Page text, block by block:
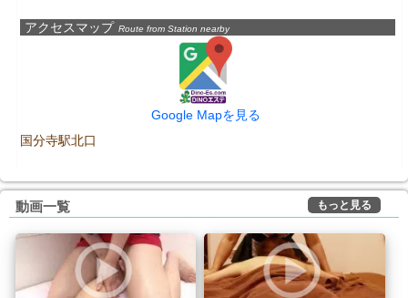
アクセスマップ Route from Station nearby
Google Mapを見る
国分寺駅北口
動画一覧 もっと見る